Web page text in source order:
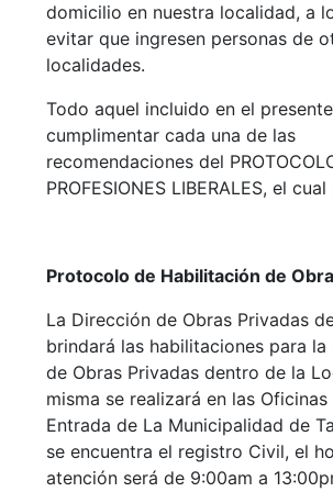
domicilio en nuestra localidad, a
evitar que ingresen personas de
localidades.
Todo aquel incluido en el
cumplimentar cada una de las
recomendaciones del
PROFESIONES LIBERALES, el
Protocolo de Habilitación de
La Dirección de Obras Privadas
brindará las habilitaciones para la
de Obras Privadas dentro de la
misma se realizará en las
Entrada de La Municipalidad de
se encuentra el registro Civil, el
atención será de 9:00am a